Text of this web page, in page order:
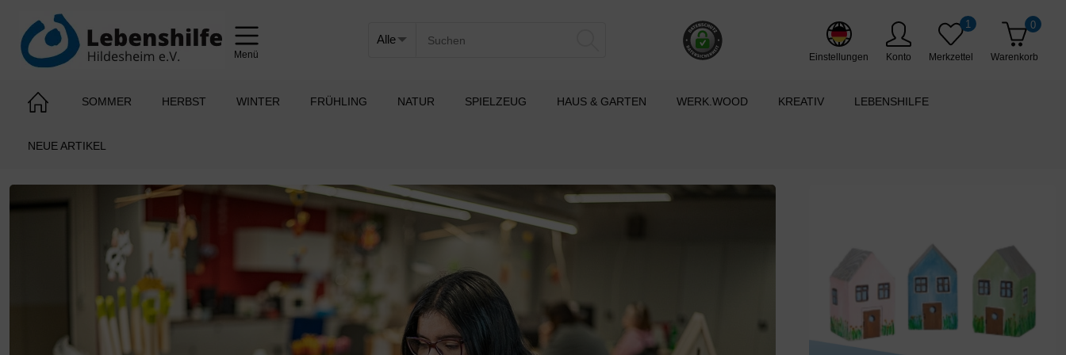
Menü Einstellungen Konto Merkzettel
1
Warenkorb
0
SOMMER HERBST WINTER FRÜHLING NATUR SPIELZEUG HAUS & GARTEN WERK.WOOD KREATIV LEBENSHILFE
NEUE ARTIKEL